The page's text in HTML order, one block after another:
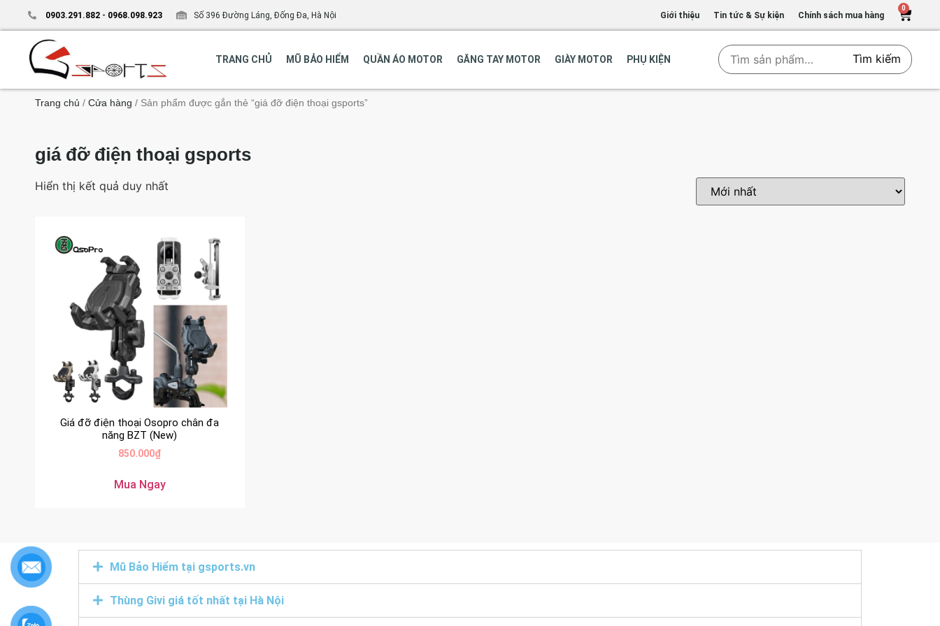
0903.291.882 - 0968.098.923 Số 396 Đường Láng, Đống Đa, Hà Nội Giới thiệu Tin tức & Sự kiện Chính sách mua hàng
0
TRANG CHỦ MŨ BẢO HIỂM QUẦN ÁO MOTOR GĂNG TAY MOTOR GIÀY MOTOR PHỤ KIỆN Tìm kiếm
Trang chủ / Cửa hàng / Sản phẩm được gắn thẻ “giá đỡ điện thoại gsports”
giá đỡ điện thoại gsports
Hiển thị kết quả duy nhất
Giá đỡ điện thoại Osopro chân đa
năng BZT (New)
850.000₫
Mua Ngay
Mũ Bảo Hiểm tại gsports.vn
Thùng Givi giá tốt nhất tại Hà Nội